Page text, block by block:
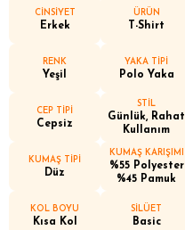
CİNSİYET
Erkek
ÜRÜN
T-Shirt
RENK
Yeşil
YAKA TİPİ
Polo Yaka
CEP TİPİ
Cepsiz
STİL
Günlük, Rahat
Kullanım
KUMAŞ TİPİ
Düz
KUMAŞ KARIŞIMI
%55 Polyester
%45 Pamuk
KOL BOYU
Kısa Kol
SİLÜET
Basic